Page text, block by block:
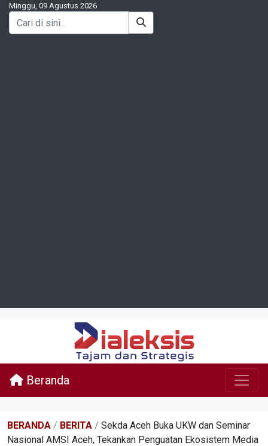
Minggu, 09 Agustus 2026
Beranda
BERANDA / BERITA / Sekda Aceh Buka UKW dan Seminar
Nasional AMSI Aceh, Tekankan Penguatan Ekosistem Media